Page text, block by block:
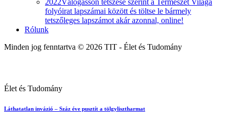
folyóirat lapszámai között és töltse le bármely
tetszőleges lapszámot akár azonnal, online!
Rólunk
Minden jog fenntartva © 2026 TIT - Élet és Tudomány
Élet és Tudomány
Láthatatlan invázió – Száz éve pusztít a tölgylisztharmat